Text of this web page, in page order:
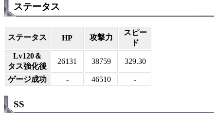
ステータス
ステータス HP 攻撃力
スピー
ド
Lv120＆
タス強化後
26131 38759 329.30
ゲージ成功 - 46510 -
SS